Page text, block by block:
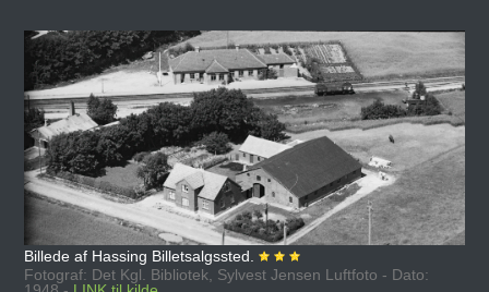
Billede af Hassing Billetsalgssted.
Fotograf: Det Kgl. Bibliotek, Sylvest Jensen Luftfoto - Dato: